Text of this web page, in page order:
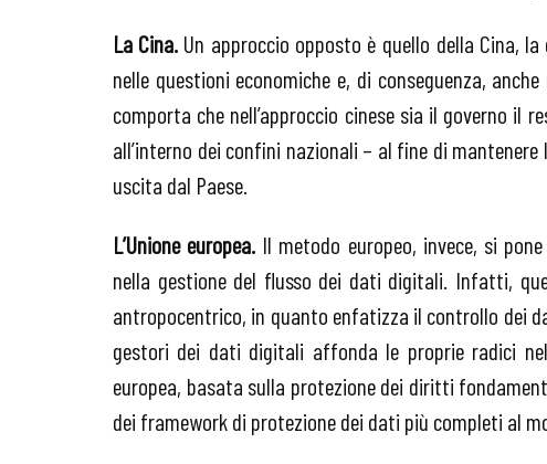
La Cina. Un approccio opposto è quello della Cina,
nelle questioni economiche e, di conseguenza,
comporta che nell’approccio cinese sia il governo
all’interno dei confini nazionali – al fine di
uscita dal Paese.
L’Unione europea. Il metodo europeo, invece, si
nella gestione del flusso dei dati digitali. Infatti,
antropocentrico, in quanto enfatizza il controllo dei
gestori dei dati digitali affonda le proprie radici
europea, basata sulla protezione dei diritti
dei framework di protezione dei dati più completi al